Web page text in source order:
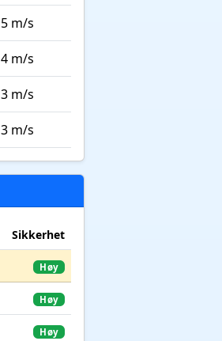
5 m/s
4 m/s
3 m/s
3 m/s
Sikkerhet
Høy
Høy
Høy